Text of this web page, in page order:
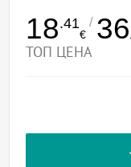
18.41
€
/ 36
ТОП ЦЕНА